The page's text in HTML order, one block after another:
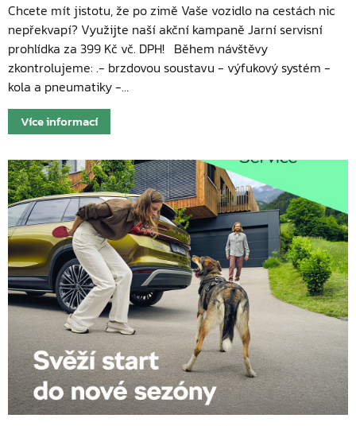
Chcete mít jistotu, že po zimě Vaše vozidlo na cestách nic
nepřekvapí? Využijte naší akční kampaně Jarní servisní
prohlídka za 399 Kč vč. DPH! Během návštěvy
zkontrolujeme: .- brzdovou soustavu - výfukový systém -
kola a pneumatiky -…
Více informací